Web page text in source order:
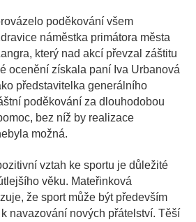
poděkování všem
náměstka primátora města
který nad akcí převzal záštitu
ocenění získala paní Iva Urbanová
představitelka generálního
poděkování za dlouhodobou
bez níž by realizace
možná.
vztah ke sportu je důležité
věku. Mateřinková
že sport může být především
navazování nových přátelství. Těší